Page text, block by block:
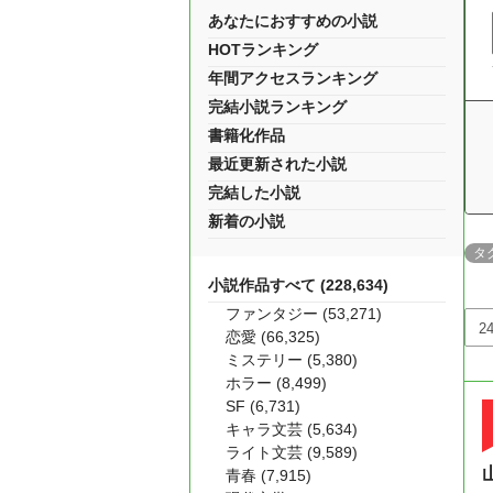
タ
あなたにおすすめの小説
HOTランキング
年間アクセスランキング
完結小説ランキング
書籍化作品
最近更新された小説
完結した小説
新着の小説
小説作品すべて (228,634)
ファンタジー (53,271)
恋愛 (66,325)
ミステリー (5,380)
ホラー (8,499)
SF (6,731)
キャラ文芸 (5,634)
ライト文芸 (9,589)
青春 (7,915)